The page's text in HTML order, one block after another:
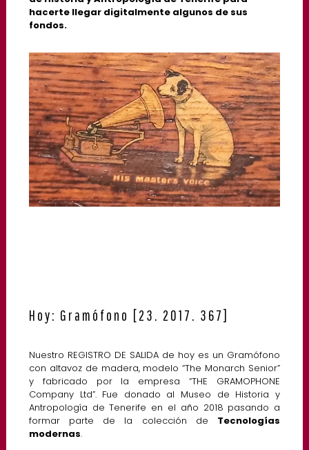
hacerte llegar digitalmente algunos de sus
fondos.
Hoy: Gramófono [23. 2017. 367]
Nuestro REGISTRO DE SALIDA de hoy es un Gramófono
con altavoz de madera, modelo “The Monarch Senior”
y fabricado por la empresa “THE GRAMOPHONE
Company Ltd”. Fue donado al Museo de Historia y
Antropología de Tenerife en el año 2018 pasando a
formar parte de la colección de Tecnologías
modernas.